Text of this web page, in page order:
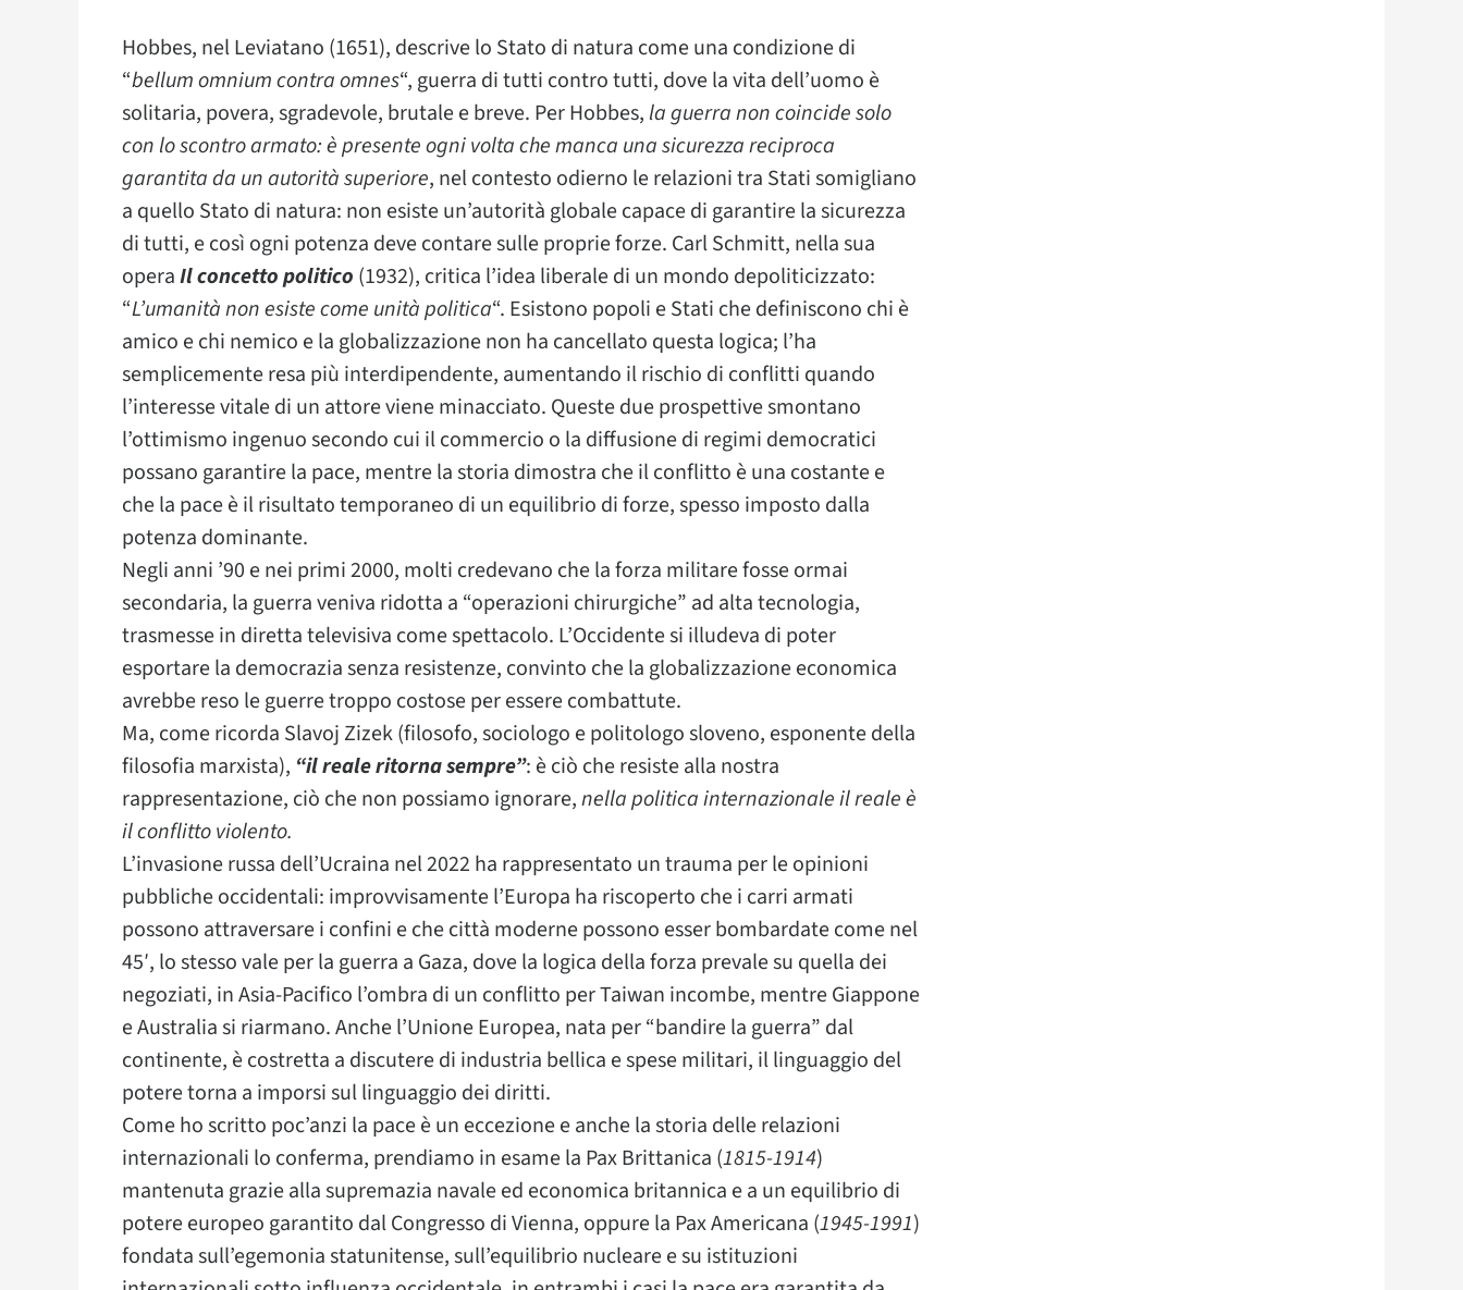
Hobbes, nel Leviatano (1651), descrive lo Stato di natura come una condizione di
“bellum omnium contra omnes“, guerra di tutti contro tutti, dove la vita dell’uomo è
solitaria, povera, sgradevole, brutale e breve. Per Hobbes, la guerra non coincide solo
con lo scontro armato: è presente ogni volta che manca una sicurezza reciproca
garantita da un autorità superiore, nel contesto odierno le relazioni tra Stati somigliano
a quello Stato di natura: non esiste un’autorità globale capace di garantire la sicurezza
di tutti, e così ogni potenza deve contare sulle proprie forze. Carl Schmitt, nella sua
operaIl concetto politico (1932), critica l’idea liberale di un mondo depoliticizzato:
“L’umanità non esiste come unità politica“. Esistono popoli e Stati che definiscono chi è
amico e chi nemico e la globalizzazione non ha cancellato questa logica; l’ha
semplicemente resa più interdipendente, aumentando il rischio di conflitti quando
l’interesse vitale di un attore viene minacciato. Queste due prospettive smontano
l’ottimismo ingenuo secondo cui il commercio o la diffusione di regimi democratici
possano garantire la pace, mentre la storia dimostra che il conflitto è una costante e
che la pace è il risultato temporaneo di un equilibrio di forze, spesso imposto dalla
potenza dominante.
Negli anni ’90 e nei primi 2000, molti credevano che la forza militare fosse ormai
secondaria, la guerra veniva ridotta a “operazioni chirurgiche” ad alta tecnologia,
trasmesse in diretta televisiva come spettacolo. L’Occidente si illudeva di poter
esportare la democrazia senza resistenze, convinto che la globalizzazione economica
avrebbe reso le guerre troppo costose per essere combattute.
Ma, come ricorda Slavoj Zizek (filosofo, sociologo e politologo sloveno, esponente della
filosofia marxista), “il reale ritorna sempre”: è ciò che resiste alla nostra
rappresentazione, ciò che non possiamo ignorare,nella politica internazionale il reale è
il conflitto violento.
L’invasione russa dell’Ucraina nel 2022 ha rappresentato un trauma per le opinioni
pubbliche occidentali: improvvisamente l’Europa ha riscoperto che i carri armati
possono attraversare i confini e che città moderne possono esser bombardate come nel
45′, lo stesso vale per la guerra a Gaza, dove la logica della forza prevale su quella dei
negoziati, in Asia-Pacifico l’ombra di un conflitto per Taiwan incombe, mentre Giappone
e Australia si riarmano. Anche l’Unione Europea, nata per “bandire la guerra” dal
continente, è costretta a discutere di industria bellica e spese militari, il linguaggio del
potere torna a imporsi sul linguaggio dei diritti.
Come ho scritto poc’anzi la pace è un eccezione e anche la storia delle relazioni
internazionali lo conferma, prendiamo in esame la Pax Brittanica (1815-1914)
mantenuta grazie alla supremazia navale ed economica britannica e a un equilibrio di
potere europeo garantito dal Congresso di Vienna, oppure la Pax Americana (1945-1991)
fondata sull’egemonia statunitense, sull’equilibrio nucleare e su istituzioni